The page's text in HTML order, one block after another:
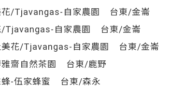
/Tjavangas-自家農園 台東/金崙
Tjavangas-自家農園 台東/金崙
花/Tjavangas-自家農園 台東/金崙
齋自然茶園 台東/鹿野
-伍家蜂蜜 台東/森永